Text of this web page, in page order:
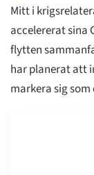
Mitt i
accelererat sina
flytten
har planerat att
markera sig